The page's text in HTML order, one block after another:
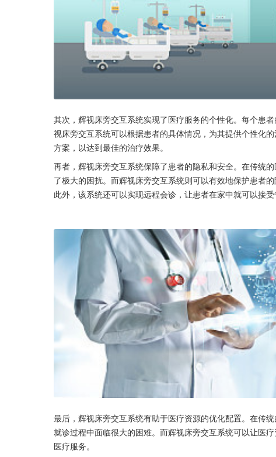
其次，辉视床旁交互系统实现了医疗服务的个性化。每个患
视床旁交互系统可以根据患者的具体情况，为其提供个性化
方案，以达到最佳的治疗效果。
再者，辉视床旁交互系统保障了患者的隐私和安全。在传统
了极大的困扰。而辉视床旁交互系统则可以有效地保护患者
此外，该系统还可以实现远程会诊，让患者在家中就可以接
最后，辉视床旁交互系统有助于医疗资源的优化配置。在传
就诊过程中面临很大的困难。而辉视床旁交互系统可以让医
医疗服务。